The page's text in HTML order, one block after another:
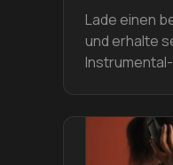
Lade einen
und erhalte